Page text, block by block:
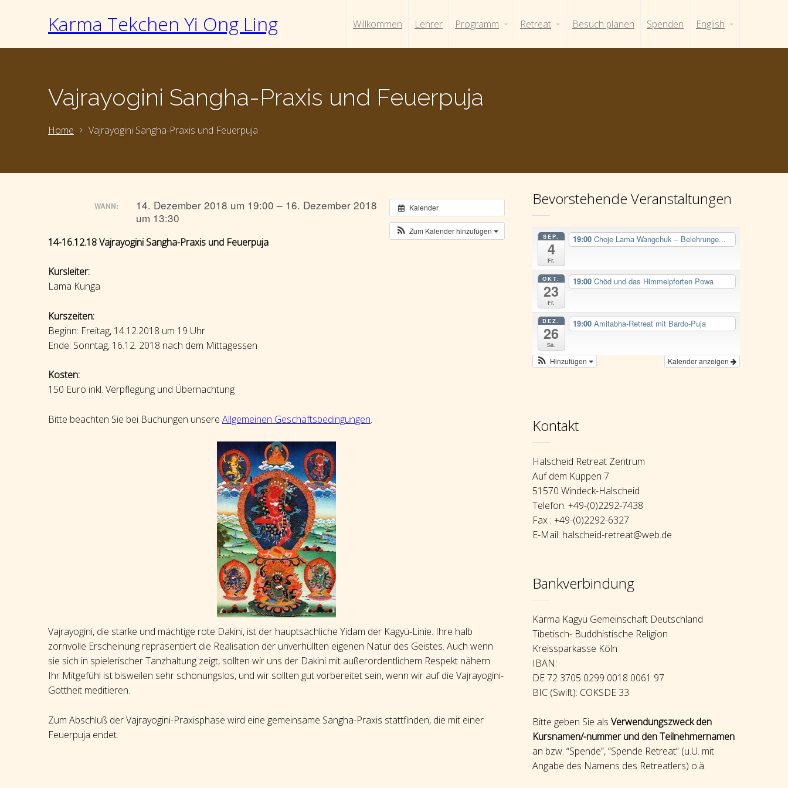
Karma Tekchen Yi Ong Ling Willkommen Lehrer Programm Retreat Besuch planen Spenden English
Vajrayogini Sangha-Praxis und Feuerpuja
Home Vajrayogini Sangha-Praxis und Feuerpuja
Kalender
Zum Kalender hinzufügen
WANN:
14. Dezember 2018 um 19:00 – 16. Dezember 2018
um 13:30
14-16.12.18 Vajrayogini Sangha-Praxis und Feuerpuja
Kursleiter:
Lama Kunga
Kurszeiten:
Beginn: Freitag, 14.12.2018 um 19 Uhr
Ende: Sonntag, 16.12. 2018 nach dem Mittagessen
Kosten:
150 Euro inkl. Verpflegung und Übernachtung
Bitte beachten Sie bei Buchungen unsere Allgemeinen Geschäftsbedingungen.
Vajrayogini, die starke und mächtige rote Dakini, ist der hauptsächliche Yidam der Kagyü-Linie. Ihre halb
zornvolle Erscheinung repräsentiert die Realisation der unverhüllten eigenen Natur des Geistes. Auch wenn
sie sich in spielerischer Tanzhaltung zeigt, sollten wir uns der Dakini mit außerordentlichem Respekt nähern.
Ihr Mitgefühl ist bisweilen sehr schonungslos, und wir sollten gut vorbereitet sein, wenn wir auf die Vajrayogini-
Gottheit meditieren.
Zum Abschluß der Vajrayogini-Praxisphase wird eine gemeinsame Sangha-Praxis stattfinden, die mit einer
Feuerpuja endet.
Bevorstehende Veranstaltungen
SEP.
4
Fr.
19:00 Choje Lama Wangchuk – Belehrunge...
OKT.
23
Fr.
19:00 Chöd und das Himmelpforten Powa
DEZ.
26
Sa.
19:00 Amitabha-Retreat mit Bardo-Puja
Kalender anzeigen
Hinzufügen
Kontakt
Halscheid Retreat Zentrum
Auf dem Kuppen 7
51570 Windeck-Halscheid
Telefon: +49-(0)2292-7438
Fax : +49-(0)2292-6327
E-Mail: halscheid-retreat@web.de
Bankverbindung
Karma Kagyü Gemeinschaft Deutschland
Tibetisch- Buddhistische Religion
Kreissparkasse Köln
IBAN:
DE 72 3705 0299 0018 0061 97
BIC (Swift): COKSDE 33
Bitte geben Sie als Verwendungszweck den
Kursnamen/-nummer und den Teilnehmernamen
an bzw. “Spende”, “Spende Retreat” (u.U. mit
Angabe des Namens des Retreatlers) o.ä.